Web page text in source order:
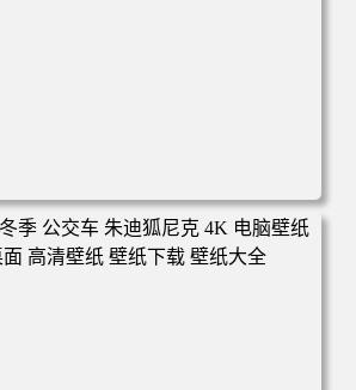
荒天帝石昊 4K高清动漫壁纸 电脑桌面
壁纸大全